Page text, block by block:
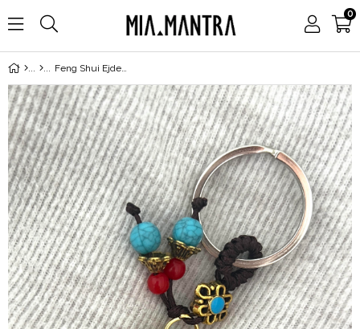
0
Feng Shui Ejderha Şeklinde Düdük Bereket ve Şans Kedisi Anahtarlığı (Ses Çıkarır Düdük)